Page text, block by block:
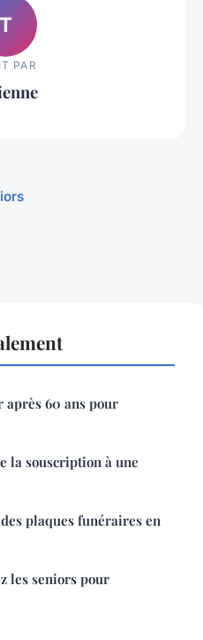
T
PAR
après 60 ans pour
la souscription à une
plaques funéraires en
les seniors pour